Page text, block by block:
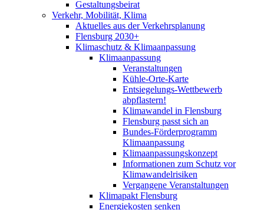
Gestaltungsbeirat
Verkehr, Mobilität, Klima
Aktuelles aus der Verkehrsplanung
Flensburg 2030+
Klimaschutz & Klimaanpassung
Klimaanpassung
Veranstaltungen
Kühle-Orte-Karte
Entsiegelungs-Wettbewerb
abpflastern!
Klimawandel in Flensburg
Flensburg passt sich an
Bundes-Förderprogramm
Klimaanpassung
Klimaanpassungskonzept
Informationen zum Schutz vor
Klimawandelrisiken
Vergangene Veranstaltungen
Klimapakt Flensburg
Energiekosten senken